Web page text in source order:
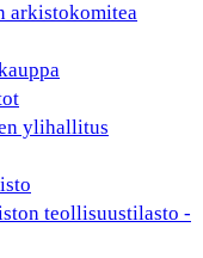
arkistokomitea
ylihallitus
teollisuustilasto -